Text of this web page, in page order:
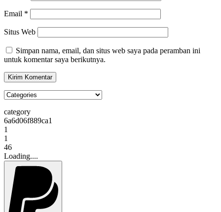
Email *
Situs Web
Simpan nama, email, dan situs web saya pada peramban ini
untuk komentar saya berikutnya.
category
6a6d06f889ca1
1
1
46
Loading....